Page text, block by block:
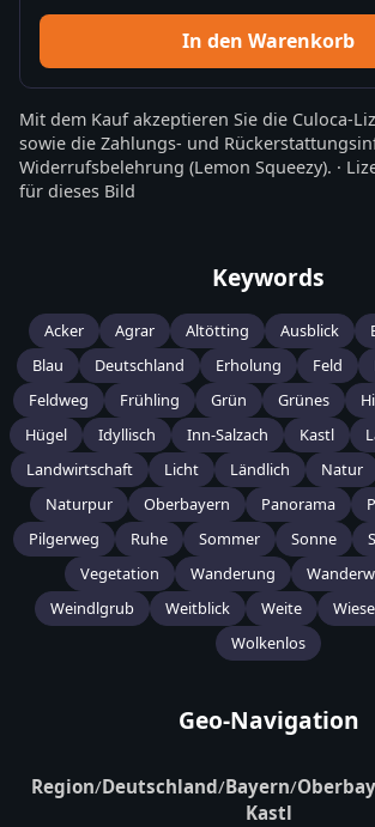
In den Warenkorb
Mit dem Kauf akzeptieren Sie die Culoca-
sowie die Zahlungs- und
Widerrufsbelehrung (Lemon Squeezy). ·
für dieses Bild
Keywords
Acker Agrar Altötting Ausblick
Blau
Deutschland Erholung Feld
Feldweg
Frühling Grün Grünes
Hügel
Idyllisch Inn-Salzach Kastl
Landwirtschaft
Licht Ländlich Natur
Naturpur
Oberbayern Panorama
Pilgerweg
Ruhe Sommer Sonne
Vegetation
Wanderung
Weindlgrub
Weitblick Weite Wiese
Wolkenlos
Geo-Navigation
Region/Deutschland/Bayern/
Kastl